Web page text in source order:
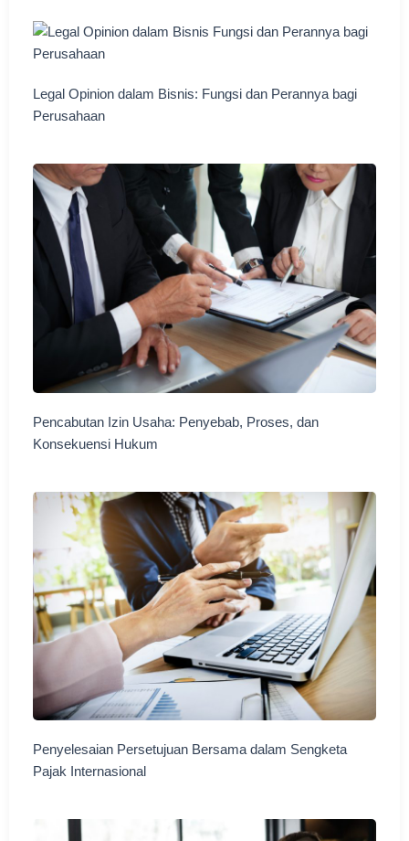
Legal Opinion dalam Bisnis: Fungsi dan Perannya bagi
Perusahaan
Pencabutan Izin Usaha: Penyebab, Proses, dan
Konsekuensi Hukum
Penyelesaian Persetujuan Bersama dalam Sengketa
Pajak Internasional